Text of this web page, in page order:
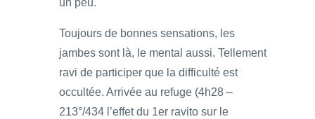
un peu.
Toujours de bonnes sensations, les
jambes sont là, le mental aussi. Tellement
ravi de participer que la difficulté est
occultée. Arrivée au refuge (4h28 –
213°/434 l’effet du 1er ravito sur le